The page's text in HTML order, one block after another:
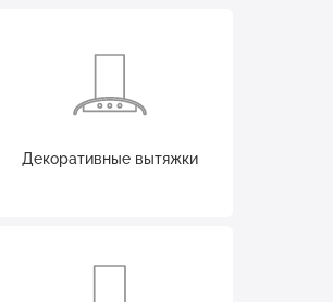
Декоративные вытяжки